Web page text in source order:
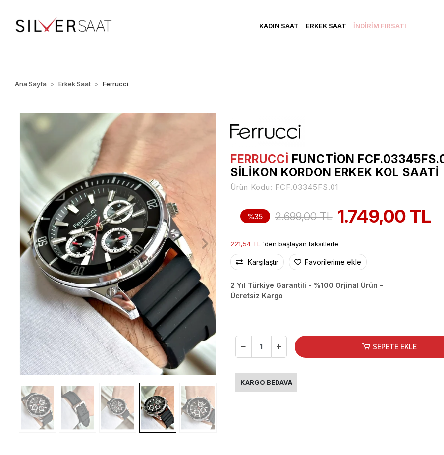
KADIN SAAT ERKEK SAAT İNDİRİM FIRSATI
Ana Sayfa Erkek Saat Ferrucci
FERRUCCİ FUNCTION
SILIKON KORDON ERKEK KOL SAATI
Ürün Kodu: FCF.03345FS.01
%35 2.699,00 TL 1.749,00 TL
221,54 TL 'den başlayan taksitlerle
Karşılaştır Favorilerime ekle
2 Yıl Türkiye Garantili - %100 Orjinal Ürün -
Ücretsiz Kargo
SEPETE EKLE
KARGO BEDAVA